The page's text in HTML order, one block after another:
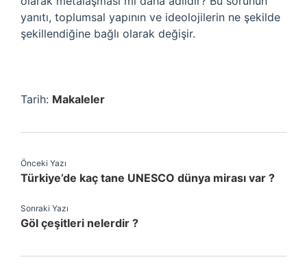
yanıtı, toplumsal yapının ve ideolojilerin ne şekilde
şekillendiğine bağlı olarak değişir.
Tarih: Makaleler
Önceki Yazı
Türkiye’de kaç tane UNESCO dünya mirası var ?
Sonraki Yazı
Göl çeşitleri nelerdir ?